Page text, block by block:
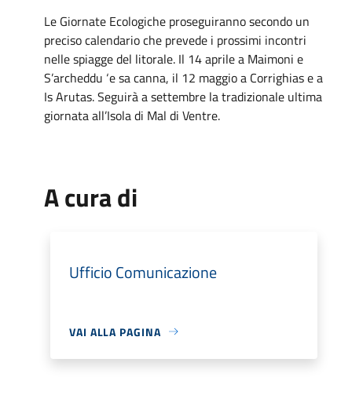
Le Giornate Ecologiche proseguiranno secondo un
preciso calendario che prevede i prossimi incontri
nelle spiagge del litorale. Il 14 aprile a Maimoni e
S’archeddu ‘e sa canna, il 12 maggio a Corrighias e a
Is Arutas. Seguirà a settembre la tradizionale ultima
giornata all’Isola di Mal di Ventre.
A cura di
Ufficio Comunicazione
VAI ALLA PAGINA